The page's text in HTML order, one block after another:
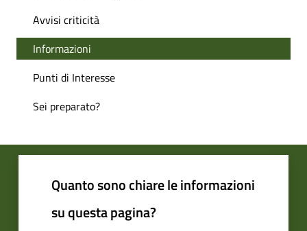
Avvisi criticità
Informazioni
Punti di Interesse
Sei preparato?
Quanto sono chiare le informazioni
su questa pagina?